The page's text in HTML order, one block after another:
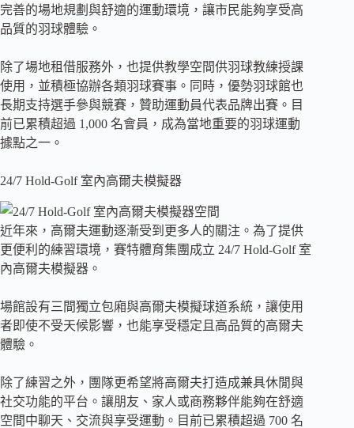
完善的場地規劃與舒適的運動環境，讓市民能夠享受高
品質的羽球體驗。
除了場地租借服務外，也提供教學空間供羽球教練授課
使用，並積極協辦各類羽球賽事。同時，優勢羽球館也
長期支持選手參與競賽，贊助運動員代表品牌出賽。目
前已累積超過 1,000 名會員，成為當地重要的羽球運動
據點之一。
24/7 Hold-Golf 室內高爾夫模擬器
近年來，高爾夫運動逐漸受到更多人的關注。為了提供
更便利的練習環境，賽特體育集團成立 24/7 Hold-Golf 室
內高爾夫模擬器。
場館設有三間獨立包廂與高爾夫模擬球道系統，讓使用
者即使不受天候影響，也能享受穩定且高品質的高爾夫
體驗。
除了練習之外，團隊更希望將高爾夫打造成兼具休閒與
社交功能的平台。讓朋友、家人或商務夥伴能夠在舒適
空間中聊天、交流與享受運動。目前已累積超過 700 名